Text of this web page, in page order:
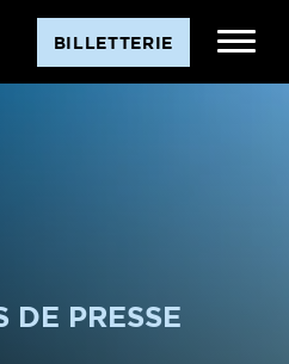
BILLETTERIE
DE PRESSE